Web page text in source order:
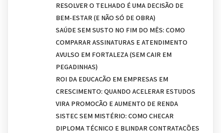
RESOLVER O TELHADO É UMA DECISÃO DE
BEM-ESTAR (E NÃO SÓ DE OBRA)
SAÚDE SEM SUSTO NO FIM DO MÊS: COMO
COMPARAR ASSINATURAS E ATENDIMENTO
AVULSO EM FORTALEZA (SEM CAIR EM
PEGADINHAS)
ROI DA EDUCAÇÃO EM EMPRESAS EM
CRESCIMENTO: QUANDO ACELERAR ESTUDOS
VIRA PROMOÇÃO E AUMENTO DE RENDA
SISTEC SEM MISTÉRIO: COMO CHECAR
DIPLOMA TÉCNICO E BLINDAR CONTRATAÇÕES